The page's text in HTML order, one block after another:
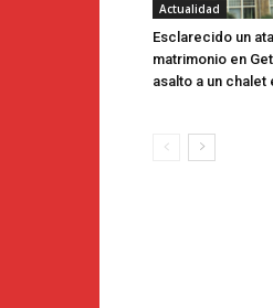
Actualidad
Esclarecido un
matrimonio en
asalto a un chalet